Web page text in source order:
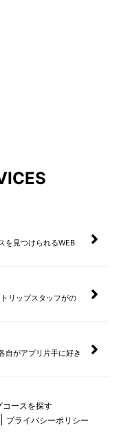
を見つけられるWEB
リップスタッフがの
自がアプリ片手に好き
コースを探す
プライバシーポリシー